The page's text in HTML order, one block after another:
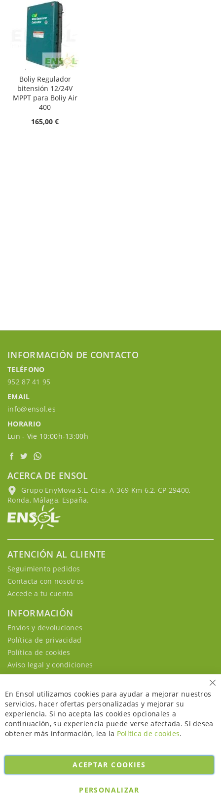
Boliy Regulador
bitensión 12/24V
MPPT para Boliy Air
400
165,00 €
INFORMACIÓN DE CONTACTO
TELÉFONO
952 87 41 95
EMAIL
info@ensol.es
HORARIO
Lun - Vie 10:00h-13:00h
ACERCA DE ENSOL
Grupo EnyMova,S.L, Ctra. A-369 Km 6,2, CP 29400,
Ronda, Málaga, España.
ATENCIÓN AL CLIENTE
Seguimiento pedidos
Contacta con nosotros
Accede a tu cuenta
INFORMACIÓN
Envíos y devoluciones
Política de privacidad
Política de cookies
Aviso legal y condiciones
Copyright © 2026. All rights reserved. Powered byBobaly Partners.
En Ensol utilizamos cookies para ayudar a mejorar nuestros
servicios, hacer ofertas personalizadas y mejorar su
experiencia. Si no acepta las cookies opcionales a
continuación, su experiencia puede verse afectada. Si desea
obtener más información, lea la Política de cookies.
ACEPTAR COOKIES
PERSONALIZAR